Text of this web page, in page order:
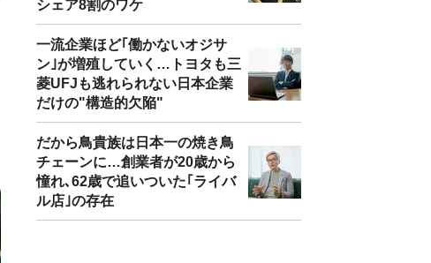
シェア8割のワケ
一流企業ほど｢働かないオジサ
ン｣が増殖していく…トヨタも三
菱UFJも逃れられない日本企業
だけの"構造的欠陥"
だから鳥貴族は日本一の焼き鳥
チェーンに…創業者が20歳から
憧れ､62歳で追いついた｢ライバ
ル店｣の存在